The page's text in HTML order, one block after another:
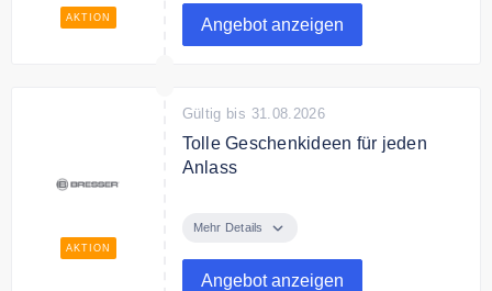
AKTION Angebot anzeigen
AKTION
Gültig bis 31.08.2026
Tolle Geschenkideen für jeden
Anlass
Geschenkideen für jeden Anlass.
Mehr Details
Angebot anzeigen